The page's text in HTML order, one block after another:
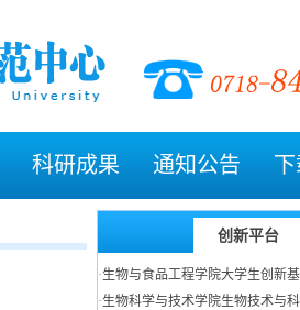
科研成果 通知公告
创新平台
·生物与食品工程学院大学生创新
·生物科学与技术学院生物技术与